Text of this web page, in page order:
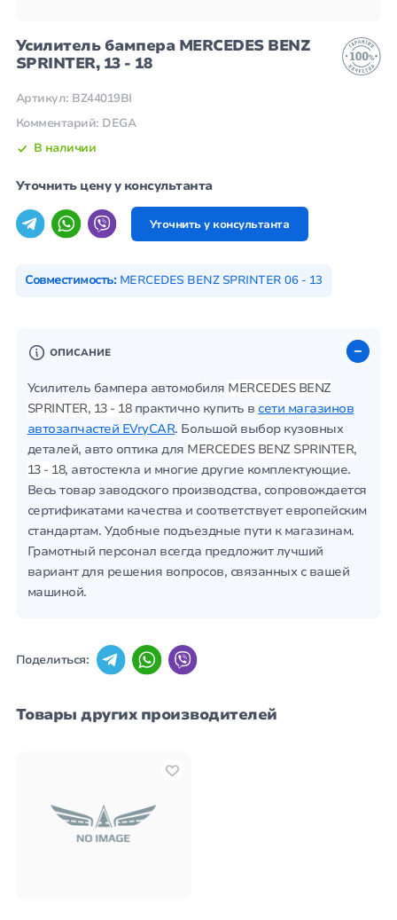
Усилитель бампера MERCEDES BENZ
SPRINTER, 13 - 18
Артикул: BZ44019BI
Комментарий: DEGA
В наличии
Уточнить цену у консультанта
Уточнить у консультанта
Совместимость: MERCEDES BENZ SPRINTER 06 - 13
ОПИСАНИЕ
Усилитель бампера автомобиля MERCEDES BENZ
SPRINTER, 13 - 18практично купить в сети магазинов
автозапчастей EVryCAR. Большой выбор кузовных
деталей, авто оптика для MERCEDES BENZ SPRINTER,
13 - 18, автостекла и многие другие комплектующие.
Весь товар заводского производства, сопровождается
сертификатами качества и соответствует европейским
стандартам. Удобные подъездные пути к магазинам.
Грамотный персонал всегда предложит лучший
вариант для решения вопросов, связанных с вашей
машиной.
Поделиться:
Товары других производителей